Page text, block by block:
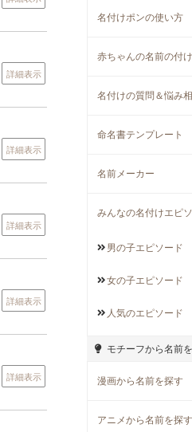
詳細表示
詳細表示
詳細表示
詳細表示
詳細表示
名付けポンの使い方
赤ちゃんの名前の付
名付けの質問＆悩み
命名書テンプレート
名前メーカー
みんなの名付けエピ
男の子エピソード
女の子エピソード
人気のエピソード
モチーフから名前
漫画から名前を探す
アニメから名前を探す